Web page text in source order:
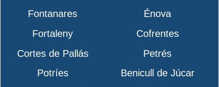
Fontanares
Énova
Fortaleny
Cofrentes
Cortes de Pallás
Petrés
Potríes
Benicull de Júcar